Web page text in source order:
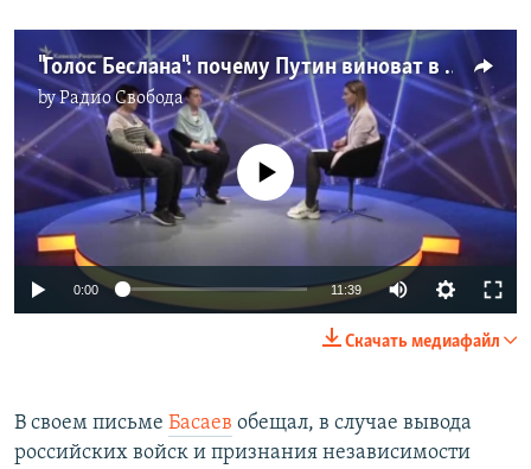
"Голос Беслана": почему Путин виноват в теракте
byРадио Свобода
No media source currently available
0:00 11:39
Скачать медиафайл
В своем письме Басаев обещал, в случае вывода
российских войск и признания независимости